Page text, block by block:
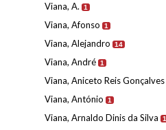
Viana, A. 1
Viana, Afonso 1
Viana, Alejandro 14
Viana, André 1
Viana, Aniceto Reis Gonçalves
Viana, António 1
Viana, Arnaldo Dinis da Silva 1